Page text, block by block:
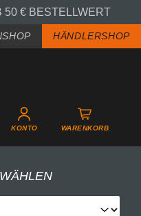
50 € BESTELLWERT
HÄNDLERSHOP
KONTO WARENKORB